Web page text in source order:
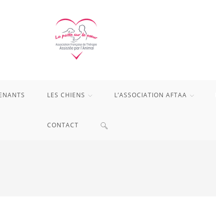
LES CHIENS L’ASSOCIATION AFTAA
CONTACT TOGGLE